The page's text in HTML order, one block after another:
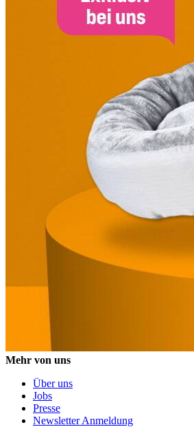
Mehr von uns
Über uns
Jobs
Presse
Newsletter Anmeldung